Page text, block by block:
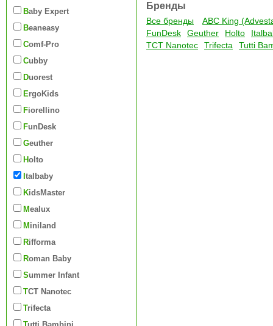
Baby Expert
Beaneasy
Comf-Pro
Cubby
Duorest
ErgoKids
Fiorellino
FunDesk
Geuther
Holto
Italbaby
KidsMaster
Mealux
Miniland
Rifforma
Roman Baby
Summer Infant
TCT Nanotec
Trifecta
Бренды
Все бренды
ABC King
FunDesk
Geuther Holto
TCT Nanotec
Trifecta Tutti